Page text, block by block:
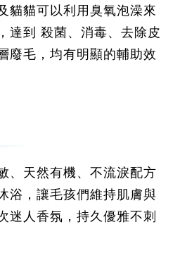
貓貓可以利用臭氧泡澡來
達到 殺菌、消毒、去除皮
廢毛，均有明顯的輔助效
、天然有機、不流淚配方
浴，讓毛孩們維持肌膚與
迷人香氛，持久優雅不刺